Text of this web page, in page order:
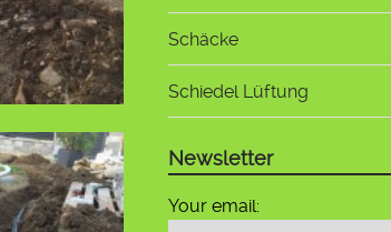
Schäcke
Schiedel Lüftung
Newsletter
Your email: